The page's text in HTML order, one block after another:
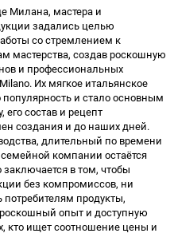
Милана, мастера и
задались целью
со стремлением к
мастерства, создав роскошную
и профессиональных
Их мягкое итальянское
и стало основным
его состав и рецепт
создания и до наших дней.
длительный по времени
компании остаётся
в том, чтобы
без компромиссов, ни
потребителям продукты,
опыт и доступную
кто ищет соотношение цены и